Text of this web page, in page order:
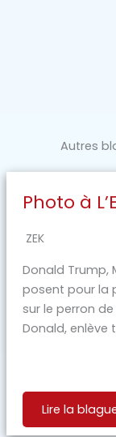
Autres
Photo à
ZEK
Donald Trump,
posent pour la
sur le perron de
Donald, enlève
Lire la